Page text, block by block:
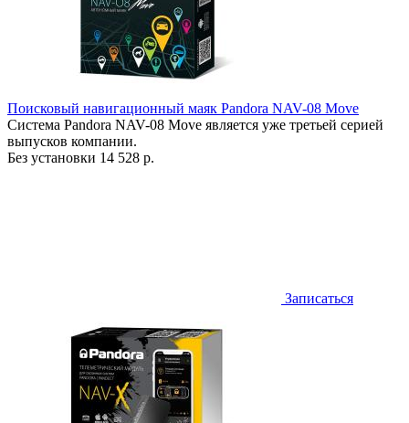
Поисковый навигационный маяк Pandora NAV-08 Move
Система Pandora NAV-08 Move является уже третьей серией
выпусков компании.
Без установки 14 528 р.
Записаться